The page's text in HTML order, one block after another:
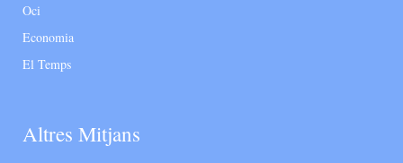
Oci
Economia
El Temps
Altres Mitjans